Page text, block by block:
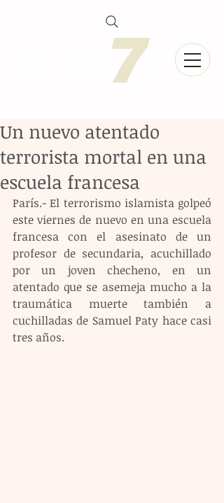
Un nuevo atentado
terrorista mortal en una
escuela francesa
París.- El terrorismo islamista golpeó
este viernes de nuevo en una escuela
francesa con el asesinato de un
profesor de secundaria, acuchillado
por un joven checheno, en un
atentado que se asemeja mucho a la
traumática muerte también a
cuchilladas de Samuel Paty hace casi
tres años.